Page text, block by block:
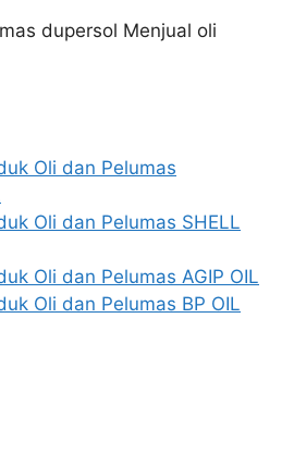
dupersol Menjual oli
Oli dan Pelumas
Oli dan Pelumas SHELL
Oli dan Pelumas AGIP OIL
Oli dan Pelumas BP OIL